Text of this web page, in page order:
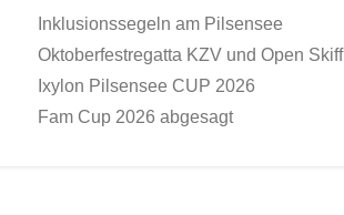
Inklusionssegeln am Pilsensee
Oktoberfestregatta KZV und Open Skiff
Ixylon Pilsensee CUP 2026
Fam Cup 2026 abgesagt